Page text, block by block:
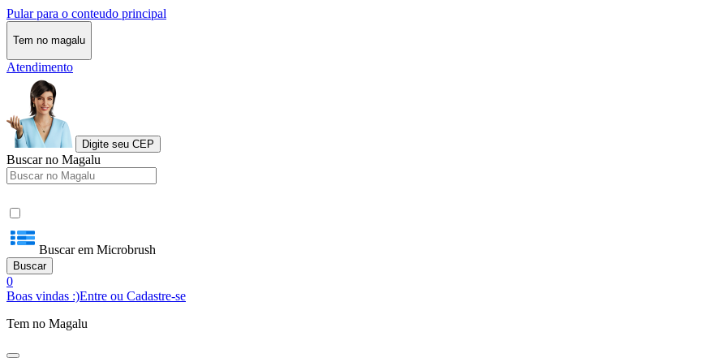
Pular para o conteudo principal
Tem no magalu
Atendimento
Digite seu CEP
Buscar no Magalu
Buscar em Microbrush
Buscar
0
Boas vindas :)Entre ou Cadastre-se
Tem no Magalu